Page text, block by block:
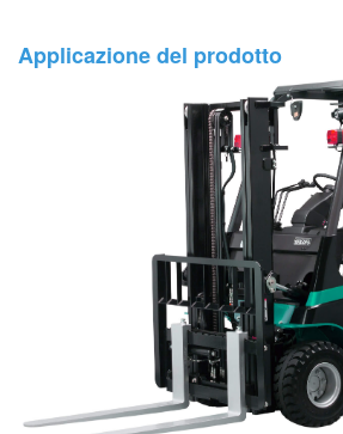
Applicazione del prodotto